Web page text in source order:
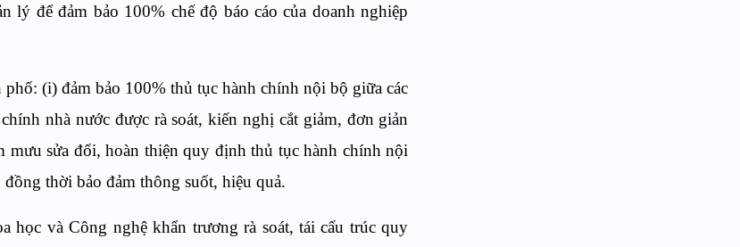
để đảm bảo 100% chế độ báo cáo của doanh nghiệp
(i) đảm bảo 100% thủ tục hành chính nội bộ giữa các
nhà nước được rà soát, kiến nghị cắt giảm, đơn giản
sửa đổi, hoàn thiện quy định thủ tục hành chính nội
thời bảo đảm thông suốt, hiệu quả.
và Công nghệ khẩn trương rà soát, tái cấu trúc quy